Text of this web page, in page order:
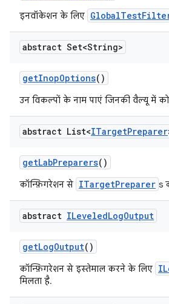
इनवॉकेशन के लिए
abstract Set<String>
getInopOptions()
उन विकल्पों के नाम पाएं जिनकी वैल्यू में
abstract List<ITargetPreparer
getLabPreparers()
कॉन्फ़िगरेशन से ITargetPreparer s
abstract ILeveledLogOutput
getLogOutput()
कॉन्फ़िगरेशन से इस्तेमाल करने के लिए
मिलता है.